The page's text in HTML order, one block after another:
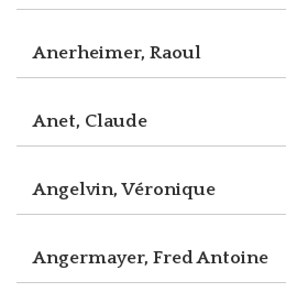
Anerheimer, Raoul
Anet, Claude
Angelvin, Véronique
Angermayer, Fred Antoine